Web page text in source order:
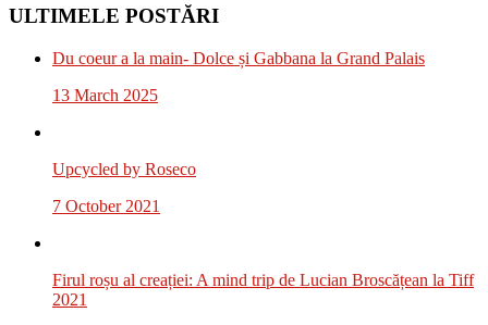
ULTIMELE POSTĂRI
Du coeur a la main- Dolce și Gabbana la Grand Palais
13 March 2025
Upcycled by Roseco
7 October 2021
Firul roșu al creației: A mind trip de Lucian Broscățean la Tiff
2021